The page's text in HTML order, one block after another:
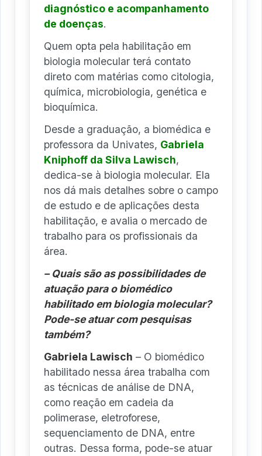
diagnóstico e acompanhamento
de doenças.
Quem opta pela habilitação em
biologia molecular terá contato
direto com matérias como citologia,
química, microbiologia, genética e
bioquímica.
Desde a graduação, a biomédica e
professora da Univates, Gabriela
Kniphoff da Silva Lawisch,
dedica-se à biologia molecular. Ela
nos dá mais detalhes sobre o campo
de estudo e de aplicações desta
habilitação, e avalia o mercado de
trabalho para os profissionais da
área.
– Quais são as possibilidades de
atuação para o biomédico
habilitado em biologia molecular?
Pode-se atuar com pesquisas
também?
Gabriela Lawisch – O biomédico
habilitado nessa área trabalha com
as técnicas de análise de DNA,
como reação em cadeia da
polimerase, eletroforese,
sequenciamento de DNA, entre
outras. Dessa forma, pode-se atuar